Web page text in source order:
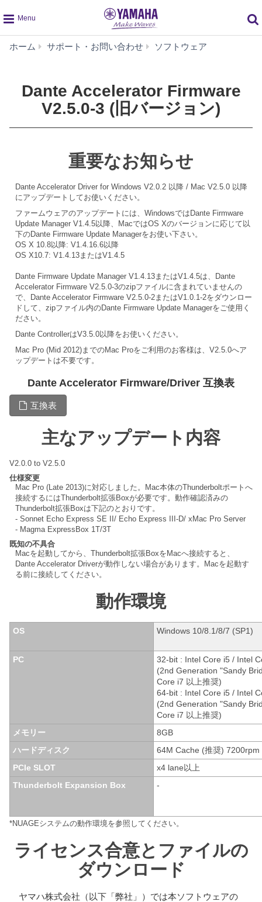
global
navigation
ホーム サポート・お問い合わせ ソフトウェア
3
(旧
Dante Accelerator Firmware
V2.5.0-3 (旧バージョン)
重要なお知らせ
Dante Accelerator Driver for Windows V2.0.2 以降 / Mac V2.5.0 以降
にアップデートしてお使いください。
ファームウェアのアップデートには、WindowsではDante Firmware
Update Manager V1.4.5以降、MacではOS Xのバージョンに応じて以
下のDante Firmware Update Managerをお使い下さい。
OS X 10.8以降: V1.4.16.6以降
OS X10.7: V1.4.13またはV1.4.5
Dante Firmware Update Manager V1.4.13またはV1.4.5は、Dante
Accelerator Firmware V2.5.0-3のzipファイルに含まれていませんの
で、Dante Accelerator Firmware V2.5.0-2またはV1.0.1-2をダウンロー
ドして、zipファイル内のDante Firmware Update Managerをご使用く
ださい。
Dante ControllerはV3.5.0以降をお使いください。
Mac Pro (Mid 2012)までのMac Proをご利用のお客様は、V2.5.0へア
ップデートは不要です。
Dante Accelerator Firmware/Driver 互換表
互換表
主なアップデート内容
V2.0.0 to V2.5.0
仕様変更
Mac Pro (Late 2013)に対応しました。Mac本体のThunderboltポートへ
接続するにはThunderbolt拡張Boxが必要です。動作確認済みの
Thunderbolt拡張Boxは下記のとおりです。
- Sonnet Echo Express SE II/ Echo Express III-D/ xMac Pro Server
- Magma ExpressBox 1T/3T
既知の不具合
Macを起動してから、Thunderbolt拡張BoxをMacへ接続すると、
Dante Accelerator Driverが動作しない場合があります。Macを起動す
る前に接続してください。
動作環境
OS Windows 10/8.1/8/7 (SP1)
PC
32-bit : Intel Core i5 / Intel
(2nd Generation "Sandy
Core i7 以上推奨)
64-bit : Intel Core i5 / Intel
(2nd Generation "Sandy
Core i7 以上推奨)
メモリー
8GB
ハードディスク
64M Cache (推奨) 7200rpm
PCIe SLOT
x4 lane以上
Thunderbolt Expansion Box
-
*NUAGEシステムの動作環境を参照してください。
ライセンス合意とファイルの
ダウンロード
ヤマハ株式会社（以下「弊社」）では本ソフトウェアの